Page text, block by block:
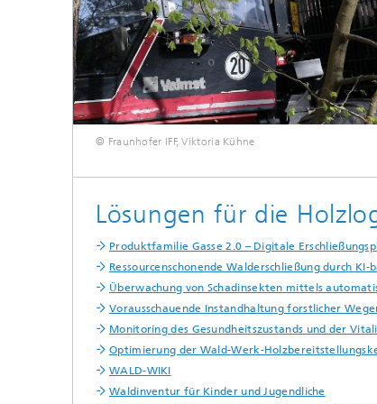
© Fraunhofer IFF, Viktoria Kühne
Lösungen für die
Produktfamilie Gasse 2.0 – Digitale
Ressourcenschonende Walderschließung durch
Überwachung von Schadinsekten mittels
Vorausschauende Instandhaltung forstlicher
Monitoring des Gesundheitszustands und der
Optimierung der Wald-Werk-
WALD-WIKI
Waldinventur für Kinder und Jugendliche